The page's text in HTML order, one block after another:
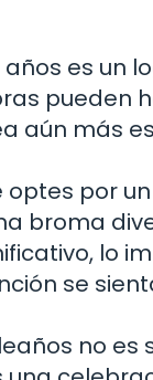
es un
pueden
aún más
optes por
broma
lo
se
no es